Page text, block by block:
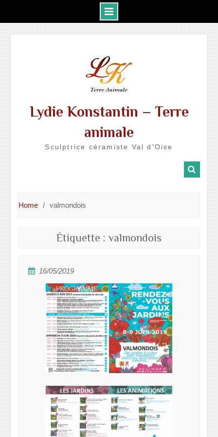
Lydie Konstantin – Terre
animale
Sculptrice céramiste Val d'Oise
Home valmondois
Étiquette : valmondois
16/05/2019